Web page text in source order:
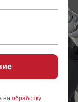
на обработку